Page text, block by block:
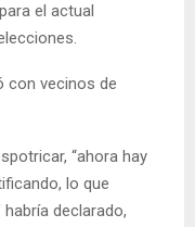
el actual
con vecinos de
“ahora hay
lo que
habría declarado,